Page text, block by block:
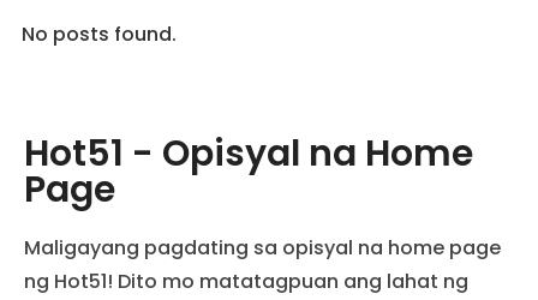
No posts found.
Hot51 - Opisyal na Home
Page
Maligayang pagdating sa opisyal na home page
ng Hot51! Dito mo matatagpuan ang lahat ng